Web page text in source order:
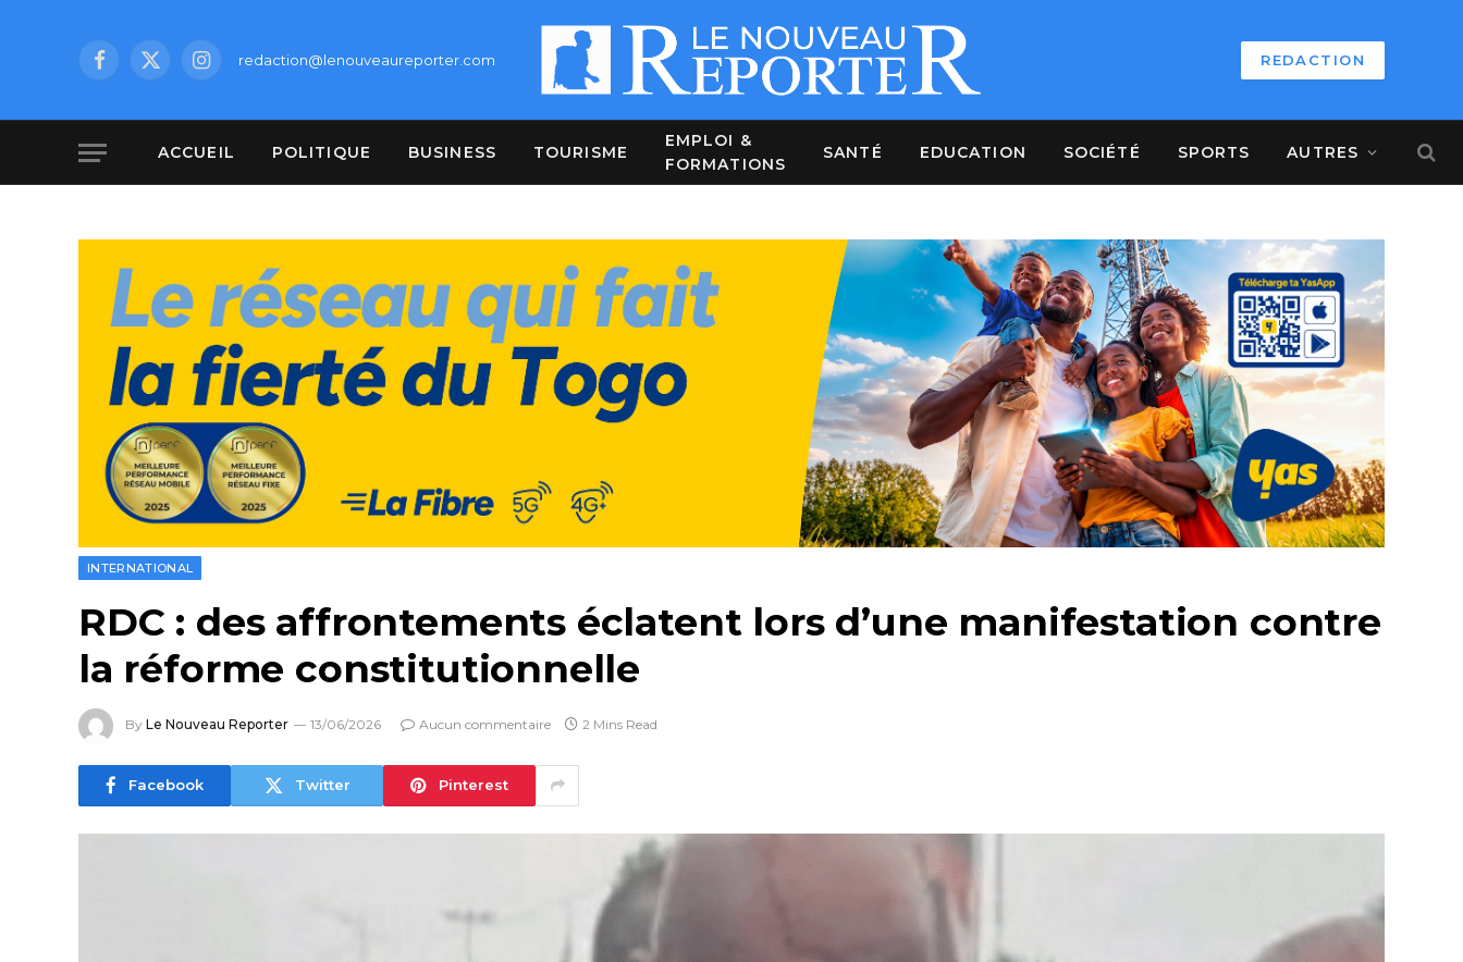
Facebook
X
Instagramredaction@lenouveaureporter.com REDACTION
ACCUEIL POLITIQUE BUSINESS TOURISME
EMPLOI &
FORMATIONS
SANTÉ EDUCATION SOCIÉTÉ SPORTS AUTRES
INTERNATIONAL
RDC : des affrontements éclatent lors d’une manifestation contre
la réforme constitutionnelle
By Le Nouveau Reporter 13/06/2026 Aucun commentaire 2 Mins Read
Facebook Twitter Pinterest